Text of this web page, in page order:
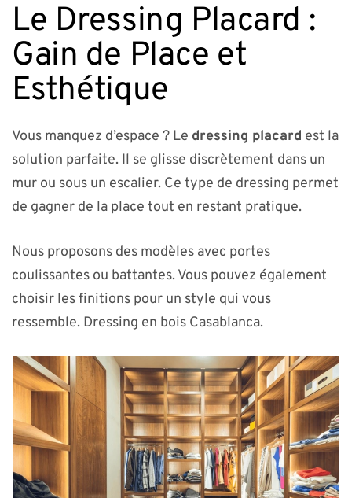
Le Dressing Placard :
Gain de Place et
Esthétique
Vous manquez d’espace ? Le dressing placard est la
solution parfaite. Il se glisse discrètement dans un
mur ou sous un escalier. Ce type de dressing permet
de gagner de la place tout en restant pratique.
Nous proposons des modèles avec portes
coulissantes ou battantes. Vous pouvez également
choisir les finitions pour un style qui vous
ressemble. Dressing en bois Casablanca.